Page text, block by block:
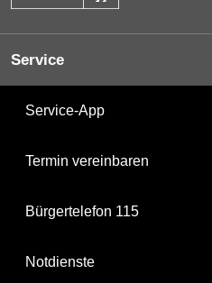
Service
Service-App
Termin vereinbaren
Bürgertelefon 115
Notdienste